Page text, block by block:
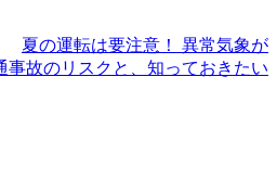
夏の運転は要注意！ 異常気象が
事故のリスクと、知っておきたい